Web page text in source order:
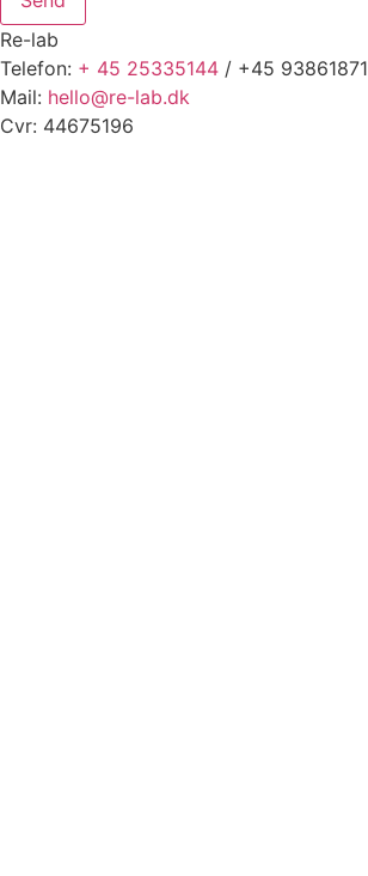
Re-lab
Telefon: + 45 25335144 / +45 93861871
Mail: hello@re-lab.dk
Cvr: 44675196